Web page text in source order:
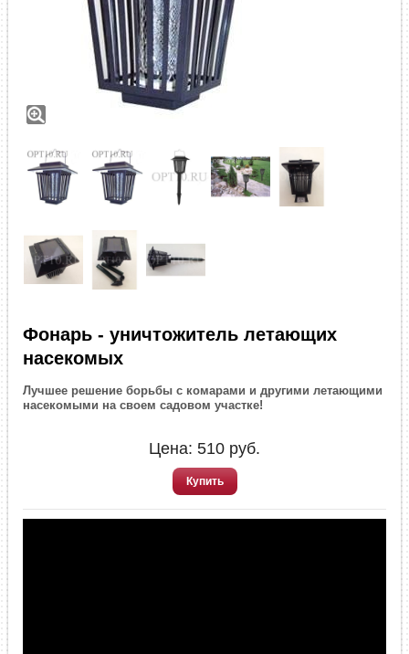
Фонарь - уничтожитель летающих
насекомых
Лучшее решение борьбы с комарами и другими летающими
насекомыми на своем садовом участке!
Цена: 510 руб.
Купить